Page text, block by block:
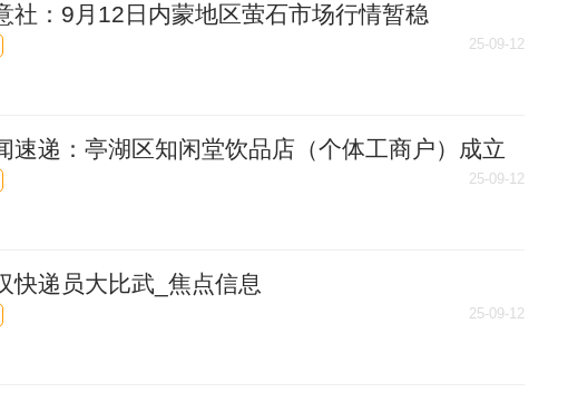
社：9月12日内蒙地区萤石市场行情暂稳
25-09-12
速递：亭湖区知闲堂饮品店（个体工商户）成立
资本5万人民币
25-09-12
快递员大比武_焦点信息
25-09-12